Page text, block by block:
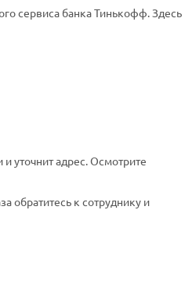
сервиса банка Тинькофф. Здесь
уточнит адрес. Осмотрите
обратитесь к сотруднику и